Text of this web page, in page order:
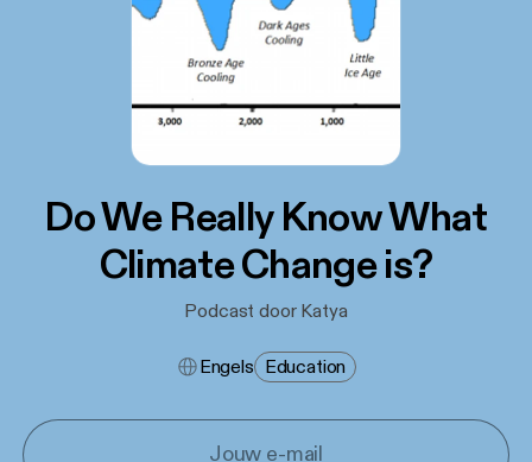
Do We Really Know What
Climate Change is?
Podcast door Katya
Engels Education